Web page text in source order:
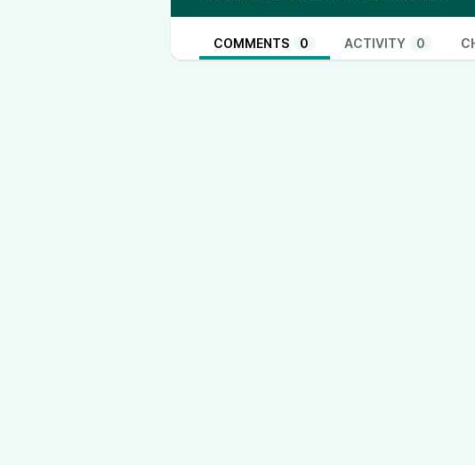
COMMENTS 0 ACTIVITY 0